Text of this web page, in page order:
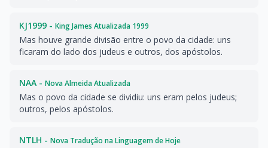
KJ1999 - King James Atualizada 1999
Mas houve grande divisão entre o povo da cidade: uns
ficaram do lado dos judeus e outros, dos apóstolos.
NAA - Nova Almeida Atualizada
Mas o povo da cidade se dividiu: uns eram pelos judeus;
outros, pelos apóstolos.
NTLH - Nova Tradução na Linguagem de Hoje